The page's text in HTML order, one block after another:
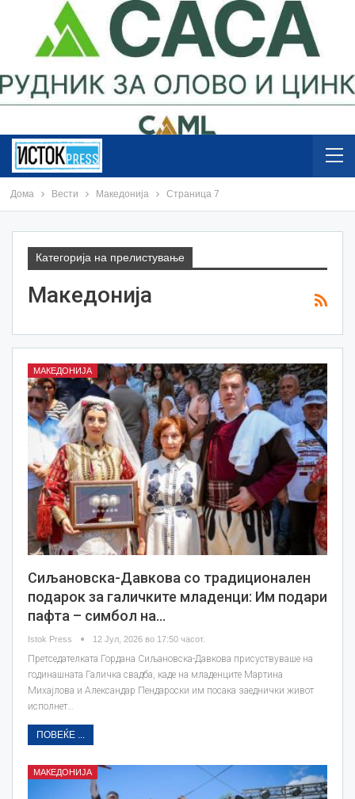
Дома Вести Македонија Страница 7
Категорија на прелистување
Македонија
МАКЕДОНИЈА
Сиљановска-Давкова со традиционален
подарок за галичките младенци: Им подари
пафта – симбол на…
Istok Press 12 Јул, 2026 во 17:50 часот.
Претседателката Гордана Сиљановска-Давкова присуствуваше на
годинашната Галичка свадба, каде на младенците Мартина
Михајлова и Александар Пендароски им посака заеднички живот
исполнет…
ПОВЕЌЕ ...
МАКЕДОНИЈА